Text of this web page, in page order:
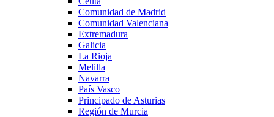
Comunidad de Madrid
Comunidad Valenciana
Extremadura
Galicia
La Rioja
Melilla
Navarra
País Vasco
Principado de Asturias
Región de Murcia